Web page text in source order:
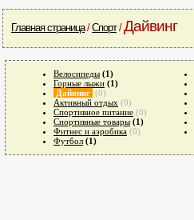
Главная страница/Спорт/Дайвинг
Велосипеды (1)
Горные лыжи (1)
Дайвинг (0)
Активный отдых (0)
Спортивное питание (0)
Спортивные товары (1)
Фитнес и аэробика (0)
Футбол (1)